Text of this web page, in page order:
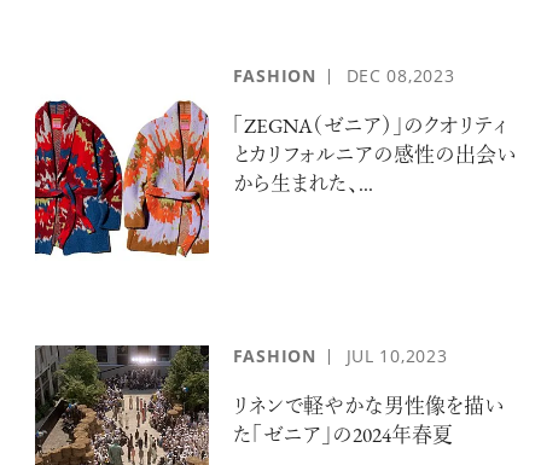
FASHION DEC 08,2023
「ZEGNA（ゼニア）」のクオリティ
とカリフォルニアの感性の出会い
から生まれた、...
FASHION JUL 10,2023
リネンで軽やかな男性像を描い
た「ゼニア」の2024年春夏